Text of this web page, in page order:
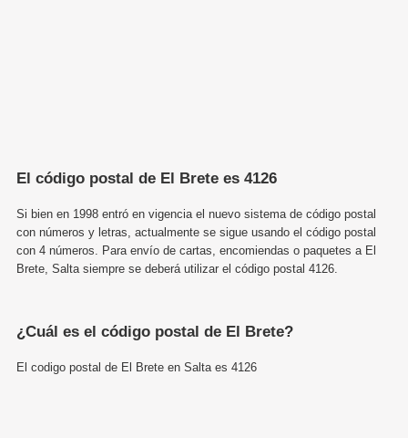
El código postal de El Brete es 4126
Si bien en 1998 entró en vigencia el nuevo sistema de código postal
con números y letras, actualmente se sigue usando el código postal
con 4 números. Para envío de cartas, encomiendas o paquetes a El
Brete, Salta siempre se deberá utilizar el código postal 4126.
¿Cuál es el código postal de El Brete?
El codigo postal de El Brete en Salta es 4126